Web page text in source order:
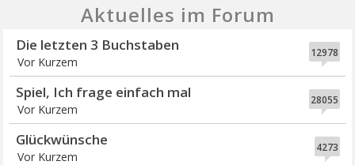
Aktuelles im Forum
12978
Die letzten 3 Buchstaben
Vor Kurzem
28055
Spiel, Ich frage einfach mal
Vor Kurzem
4273
Glückwünsche
Vor Kurzem